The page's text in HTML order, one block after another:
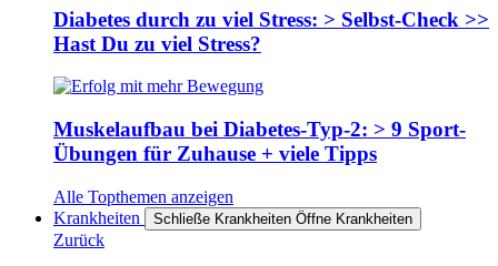
Diabetes durch zu viel Stress: > Selbst-Check >>
Hast Du zu viel Stress?
Muskelaufbau bei Diabetes-Typ-2: > 9 Sport-
Übungen für Zuhause + viele Tipps
Alle Topthemen anzeigen
Krankheiten
Schließe Krankheiten Öffne Krankheiten
Zurück